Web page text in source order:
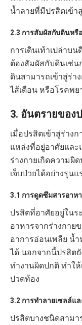
น้ำลายที่มีปรสิตเข้า
2.3 การสัมผัสกับดินหรื
การเดินเท้าเปล่าบ
ต้องสัมผัสกับดินเช่น
ดินสามารถเข้าสู่ร่า
ไส้เดือน หรือโรคพ
3. อันตรายของ
เมื่อปรสิตเข้าสู่ร่าง
แหล่งที่อยู่อาศัยและ
ร่างกายเกิดความผิ
เจ็บป่วยได้อย่างรุนแ
3.1 การดูดซึมสารอาห
ปรสิตที่อาศัยอยู่ในร
อาหารจากร่างกาย
อาการอ่อนเพลีย น้
ได้ นอกจากนี้ปรสิต
ทำงานผิดปกติ ทำใ
ปวดท้อง
3.2 การทำลายเซลล์แล
ปรสิตบางชนิดสามา